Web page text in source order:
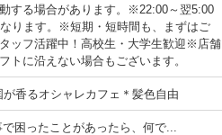
する場合があります。※22:00～翌5:00
ります。※短期・短時間も、まずはご
ッフ活躍中！高校生・大学生歓迎※店舗
トに沿えない場合もございます。
香るオシャレカフェ＊髪色自由
困ったことがあったら、何で...